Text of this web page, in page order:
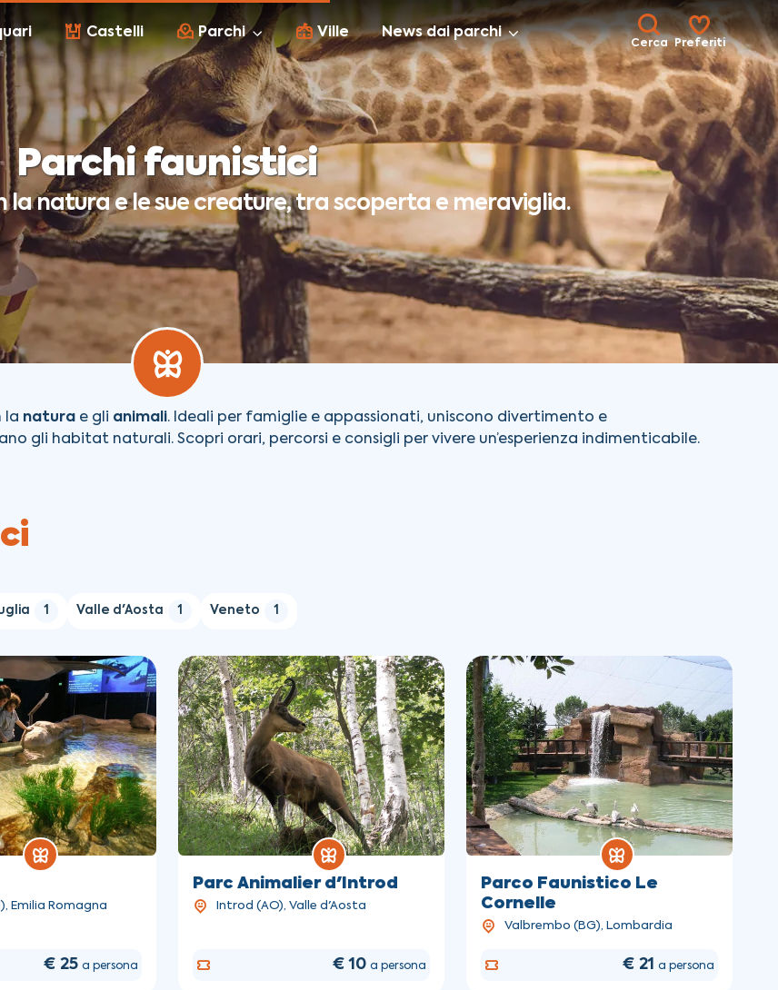
Castelli Parchi Ville News dai parchi
Cerca Preferiti
Parchi faunistici
natura e le sue creature, tra scoperta e meraviglia.
la naturae gli animali. Ideali per famiglie e appassionati, uniscono divertimento e
gli habitat naturali. Scopri orari, percorsi e consigli per vivere un’esperienza indimenticabile.
1 Valle d'Aosta 1 Veneto 1
Emilia Romagna
€ 25 a persona
Parc Animalier d'Introd
Introd (AO), Valle d'Aosta
€ 10 a persona
Parco Faunistico Le
Cornelle
Valbrembo (BG), Lombardia
€ 21 a persona